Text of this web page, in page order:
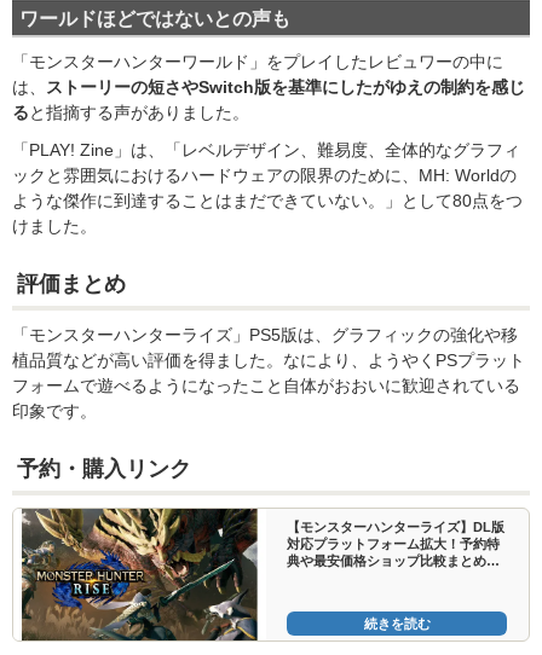
ワールドほどではないとの声も
「モンスターハンターワールド」をプレイしたレビュワーの中に
は、
ストーリーの短さやSwitch版を基準にしたがゆえの制約を感じ
ると指摘する声がありました。
「PLAY! Zine」は、「レベルデザイン、難易度、全体的なグラフィ
ックと雰囲気におけるハードウェアの限界のために、MH: Worldの
ような傑作に到達することはまだできていない。」として80点をつ
けました。
評価まとめ
「モンスターハンターライズ」PS5版は、グラフィックの強化や移
植品質などが高い評価を得ました。なにより、ようやくPSプラット
フォームで遊べるようになったこと自体がおおいに歓迎されている
印象です。
予約・購入リンク
【モンスターハンターライズ】DL版
対応プラットフォーム拡大！予約特
典や最安価格ショップ比較まとめ
続きを読む